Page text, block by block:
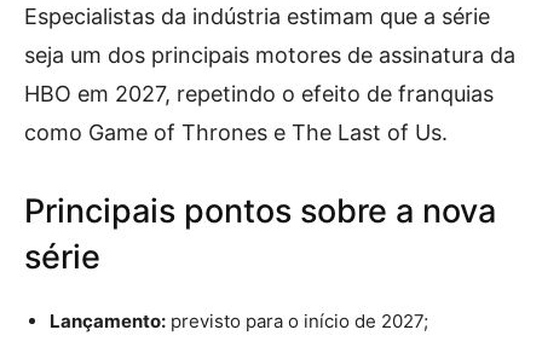
Especialistas da indústria estimam que a série
seja um dos principais motores de assinatura da
HBO em 2027, repetindo o efeito de franquias
como Game of Thrones e The Last of Us.
Principais pontos sobre a nova
série
Lançamento: previsto para o início de 2027;